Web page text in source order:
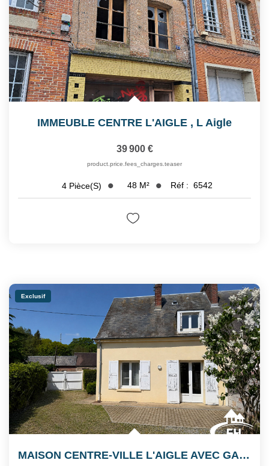
IMMEUBLE CENTRE L'AIGLE , L Aigle
39 900 €
product.price.fees_charges.teaser
4 Pièce(s) 48 M² Réf : 6542
Exclusif
MAISON CENTRE-VILLE L'AIGLE AVEC GARAGE ET JARDIN